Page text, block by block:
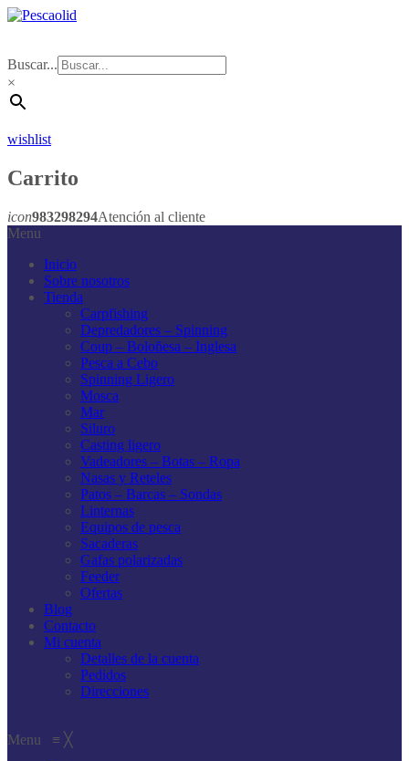
Buscar...
×
wishlist
Carrito
icon983298294Atención al cliente
Menu
Inicio
Sobre nosotros
Tienda
Carpfishing
Depredadores – Spinning
Coup – Boloñesa – Inglesa
Pesca a Cebo
Spinning Ligero
Mosca
Mar
Siluro
Casting ligero
Vadeadores – Botas – Ropa
Nasas y Reteles
Patos – Barcas – Sondas
Linternas
Equipos de pesca
Sacaderas
Gafas polarizadas
Feeder
Ofertas
Blog
Contacto
Mi cuenta
Detalles de la cuenta
Pedidos
Direcciones
Menu ≡ ╳